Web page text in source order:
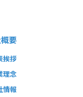
要
挨拶
理念
情報